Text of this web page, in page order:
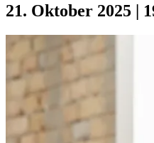
21. Oktober 2025 |